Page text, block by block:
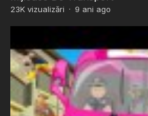
23Kvizualizări · 9 ani ago